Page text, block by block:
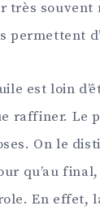
très
est loin
raffiner. Le
On le
qu’au
En effet,